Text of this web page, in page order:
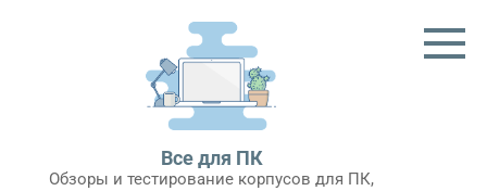
Все для ПК
Обзоры и тестирование корпусов для ПК,